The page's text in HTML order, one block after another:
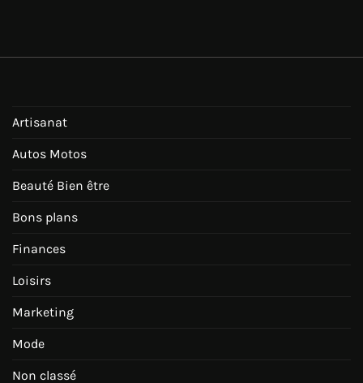
Artisanat
Autos Motos
Beauté Bien être
Bons plans
Finances
Loisirs
Marketing
Mode
Non classé